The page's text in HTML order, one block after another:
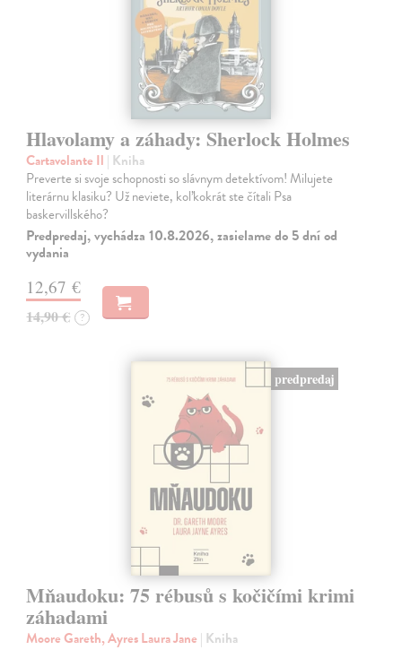
Hlavolamy a záhady: Sherlock Holmes
Cartavolante Il | Kniha
Preverte si svoje schopnosti so slávnym detektívom! Milujete
literárnu klasiku? Už neviete, koľkokrát ste čítali Psa
baskervillského?
Predpredaj, vychádza 10.8.2026, zasielame do 5 dní od
vydania
12,67 €
14,90 € ?
predpredaj
Mňaudoku: 75 rébusů s kočičími krimi
záhadami
Moore Gareth, Ayres Laura Jane | Kniha